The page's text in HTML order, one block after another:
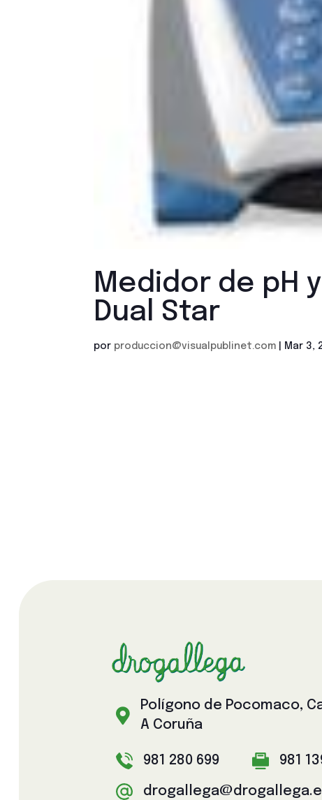
Medidor de pH
Dual Star
por produccion@visualpublinet.com Mar 3,

Polígono de Pocomaco,
A Coruña
981 280 699 981